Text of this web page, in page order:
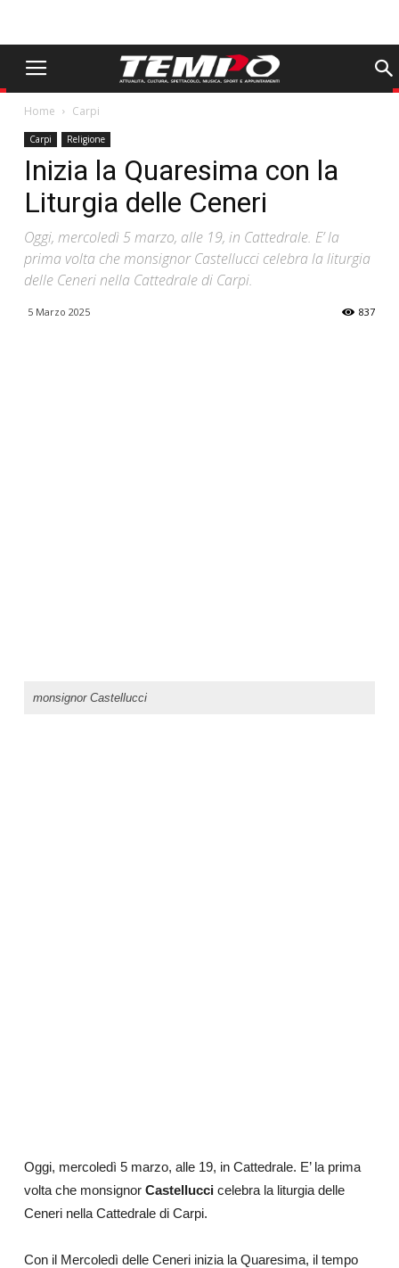
Home Carpi
Carpi Religione
Inizia la Quaresima con la
Liturgia delle Ceneri
Oggi, mercoledì 5 marzo, alle 19, in Cattedrale. E’ la
prima volta che monsignor Castellucci celebra la liturgia
delle Ceneri nella Cattedrale di Carpi.
5 Marzo 2025 837
monsignor Castellucci
Oggi, mercoledì 5 marzo, alle 19, in Cattedrale. E’ la prima
volta che monsignor Castelluccicelebra la liturgia delle
Ceneri nella Cattedrale di Carpi.
Con il Mercoledì delle Ceneri inizia la Quaresima, il tempo